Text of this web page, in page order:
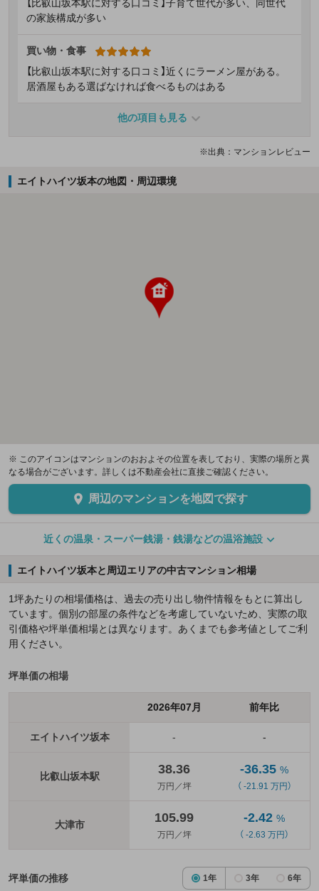
【比叡山坂本駅に対する口コミ】子育て世代が多い、同世代
の家族構成が多い
買い物・食事
【比叡山坂本駅に対する口コミ】近くにラーメン屋がある。
居酒屋もある選ばなければ食べるものはある
他の項目も見る
※出典：マンションレビュー
エイトハイツ坂本の地図・周辺環境
※ このアイコンはマンションのおおよその位置を表しており、実際の場所と異
なる場合がございます。詳しくは不動産会社に直接ご確認ください。
周辺のマンションを地図で探す
近くの温泉・スーパー銭湯・銭湯などの温浴施設
エイトハイツ坂本と周辺エリアの中古マンション相場
1坪あたりの相場価格は、過去の売り出し物件情報をもとに算出し
ています。個別の部屋の条件などを考慮していないため、実際の取
引価格や坪単価相場とは異なります。あくまでも参考値としてご利
用ください。
坪単価の相場
2026年07月 前年比
エイトハイツ坂本 - -
比叡山坂本駅 38.36
万円／坪
-36.35 %
（ -21.91 万円）
大津市 105.99
万円／坪
-2.42 %
（ -2.63 万円）
坪単価の推移 1年 3年 6年